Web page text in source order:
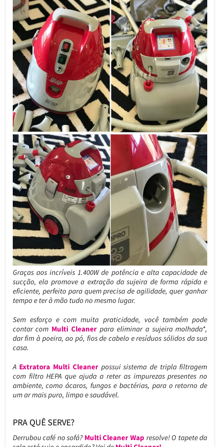
Graças aos incríveis 1.400W de potência e alta capacidade de
sucção, ela promove a extração da sujeira de forma rápida e
eficiente, perfeito para quem precisa de agilidade, quer ganhar
tempo e ter à mão tudo no mesmo lugar.
Sem esforço e com muita praticidade, você também pode
contar com Multi Cleaner para eliminar a sujeira molhada*,
dar fim à poeira, ao pó, fios de cabelo e resíduos sólidos da sua
casa.
A Extratora Multi Cleanerpossui sistema de tripla filtragem
com filtro HEPA que ajuda a reter as impurezas presentes no
ambiente, como ácaros, fungos e bactérias, para o retorno de
um ar mais puro, limpo e saudável.
PRA QUÊ SERVE?
Derrubou café no sofá? Multi Cleaner Wap resolve! O tapete da